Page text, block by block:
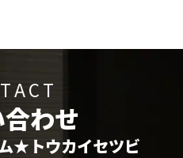
わせ
★トウカイセツビ